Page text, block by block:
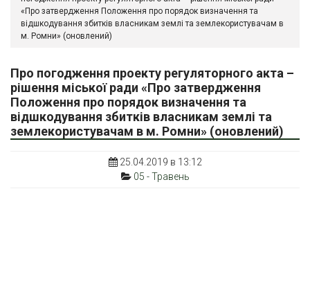
«Про затвердження Положення про порядок визначення та
відшкодування збитків власникам землі та землекористувачам в
м. Ромни» (оновлений)
Про погодження проекту регуляторного акта –
рішення міської ради «Про затвердження
Положення про порядок визначення та
відшкодування збитків власникам землі та
землекористувачам в м. Ромни» (оновлений)
25.04.2019 в 13:12
05 - Травень